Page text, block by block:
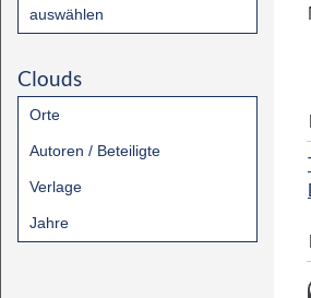
auswählen
Clouds
Orte
Autoren / Beteiligte
Verlage
Jahre